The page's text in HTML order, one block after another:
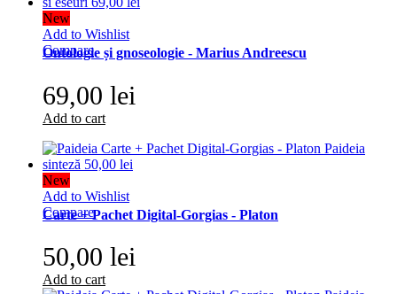
New
Add to Wishlist
Compare
Ontologie și gnoseologie - Marius Andreescu
69,00 lei
Add to cart
New
Add to Wishlist
Compare
Carte + Pachet Digital-Gorgias - Platon
50,00 lei
Add to cart